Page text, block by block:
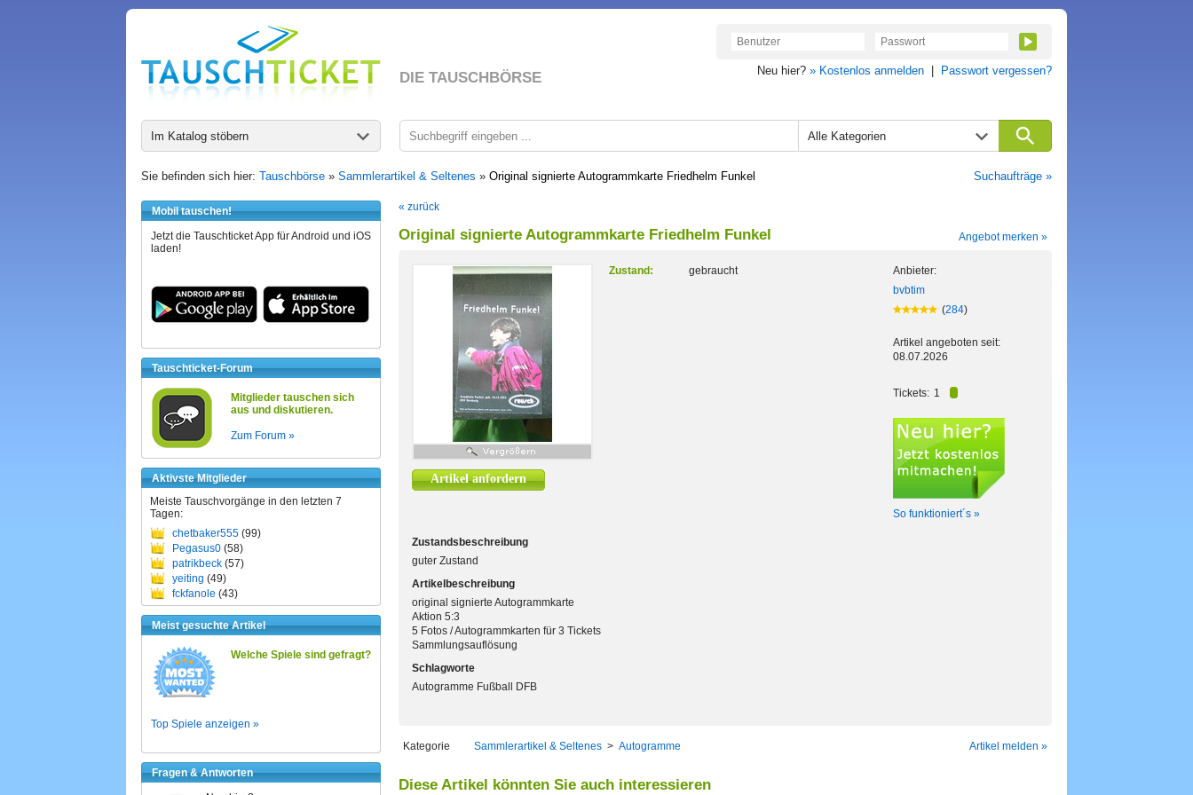
DIE TAUSCHBÖRSE Neu hier? » Kostenlos anmelden Passwort vergessen?
Im Katalog stöbern Alle Kategorien
Sie befinden sich hier: Tauschbörse » Sammlerartikel & Seltenes » Original signierte Autogrammkarte Friedhelm Funkel Suchaufträge »
Mobil tauschen!
Jetzt die Tauschticket App für Android und iOS
laden!
Tauschticket-Forum
Mitglieder tauschen sich
aus und diskutieren.
Zum Forum »
Aktivste Mitglieder
Meiste Tauschvorgänge in den letzten 7
Tagen:
chetbaker555 (99)
Pegasus0 (58)
patrikbeck (57)
yeiting (49)
fckfanole (43)
Meist gesuchte Artikel
Welche Spiele sind gefragt?
Top Spiele anzeigen »
Fragen & Antworten
« zurück
Original signierte Autogrammkarte Friedhelm Funkel Angebot merken »
Artikel anfordern
Zustand: gebraucht
Anbieter:
bvbtim
(284)
Artikel angeboten seit:
08.07.2026
Tickets: 1
So funktioniert´s »
Zustandsbeschreibung
guter Zustand
Artikelbeschreibung
original signierte Autogrammkarte
Aktion 5:3
5 Fotos / Autogrammkarten für 3 Tickets
Sammlungsauflösung
Schlagworte
Autogramme Fußball DFB
Kategorie Sammlerartikel & Seltenes > Autogramme Artikel melden »
Diese Artikel könnten Sie auch interessieren